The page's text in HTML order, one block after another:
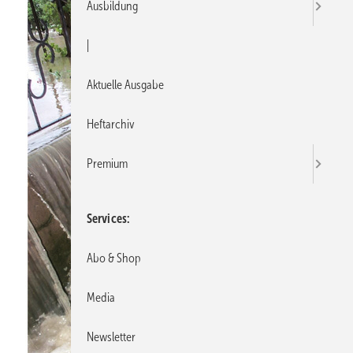
Ausbildung
Aktuelle Ausgabe
Heftarchiv
Premium
Services
Abo & Shop
Media
Newsletter